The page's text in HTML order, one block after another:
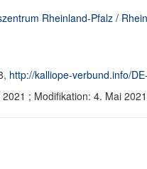
Rheinland-Pfalz /
http://kalliope-verbund.info/
; Modifikation: 4. Mai